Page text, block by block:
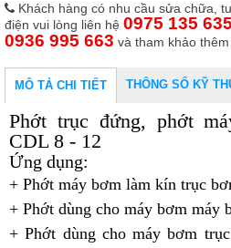
Khách hàng có nhu cầu sửa chữa,
điện vui lòng liên hệ 0975 135
0936 995 663 và tham khảo
MÔ TẢ CHI TIẾT THÔNG SỐ KỸ
Phớt trục đứng, phớt
CDL 8 - 12
Ứng dụng:
+ Phớt máy bơm làm kín trục
+ Phớt dùng cho máy bơm máy
+ Phớt dùng cho máy bơm